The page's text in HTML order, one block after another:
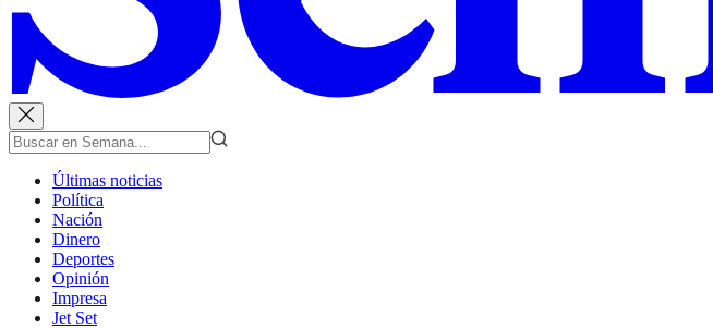
Últimas noticias
Política
Nación
Dinero
Deportes
Opinión
Impresa
Jet Set